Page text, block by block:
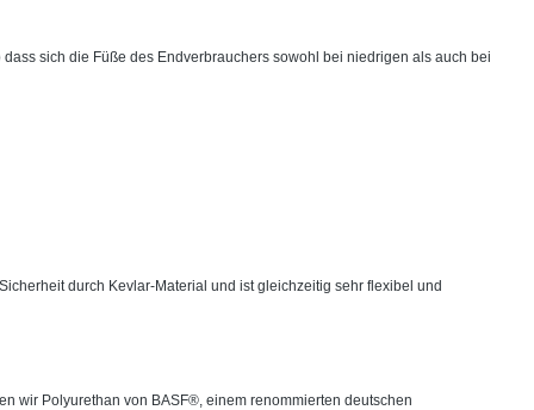
sich die Füße des Endverbrauchers sowohl bei niedrigen als auch bei
durch Kevlar-Material und ist gleichzeitig sehr flexibel und
wir Polyurethan von BASF®, einem renommierten deutschen